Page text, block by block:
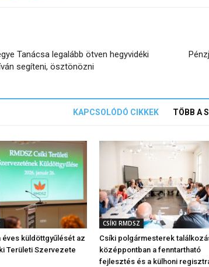
Tanácsa legalább ötven hegyvidéki
segíteni, ösztönözni
KAPCSOLÓDÓ CIKKEK TÖBB A
éves küldöttgyűlését az
Területi Szervezete
CSÍKI RMDSZ
Csíki polgármesterek
középpontban a fenntartható
fejlesztés és a külhoni